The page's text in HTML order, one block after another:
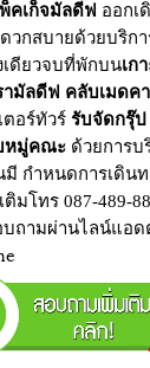
คเก็จมัลดีฟ ออกเ
วกสบายด้วยบริก
เดียวจบที่พักบนเก
ามัลดีฟ คลับเมดค
อร์ทัวร์ รับจัดกรุ๊ป
หมู่คณะ ด้วยการ
กำหนดการเดิน
มโทร 087-489-
บถามผ่านไลน์แอ